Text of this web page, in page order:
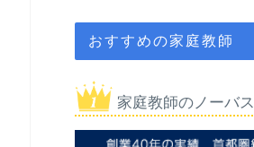
おすすめの家庭教師
家庭教師のノーバス